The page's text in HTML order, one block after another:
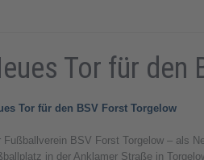
Tor für den
Tor für den BSV Forst Torgelow
Fußballverein BSV Forst Torgelow – als
in der Anklamer Straße in